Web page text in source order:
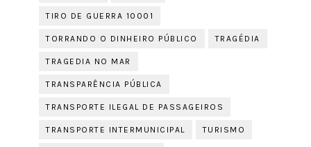
TIRO DE GUERRA 10001
TORRANDO O DINHEIRO PÚBLICO TRAGÉDIA
TRAGEDIA NO MAR
TRANSPARÊNCIA PÚBLICA
TRANSPORTE ILEGAL DE PASSAGEIROS
TRANSPORTE INTERMUNICIPAL TURISMO